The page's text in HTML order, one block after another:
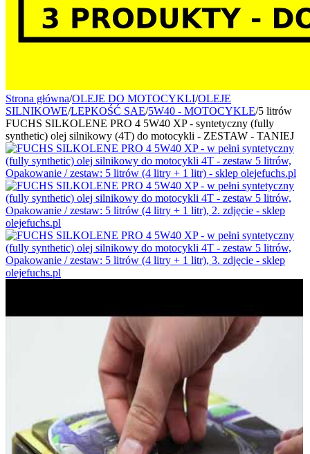
Strona główna/OLEJE DO MOTOCYKLI/OLEJE
SILNIKOWE/LEPKOŚĆ SAE/5W40 - MOTOCYKLE/5 litrów
FUCHS SILKOLENE PRO 4 5W40 XP - syntetyczny (fully
synthetic) olej silnikowy (4T) do motocykli - ZESTAW - TANIEJ